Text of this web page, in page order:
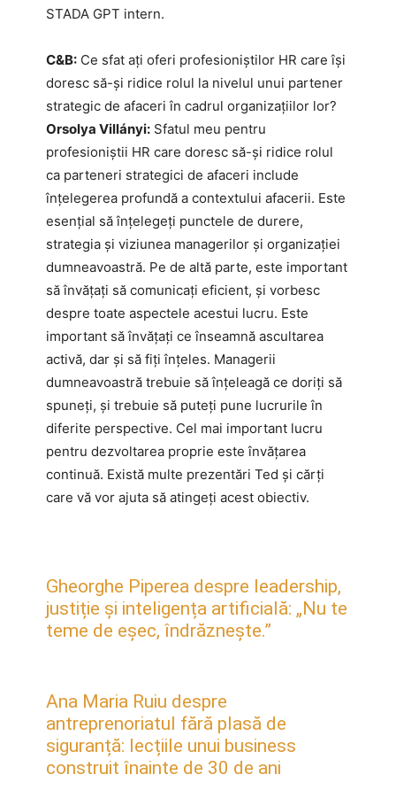
STADA GPT intern.
C&B: Ce sfat ați oferi profesioniștilor HR care își
doresc să-și ridice rolul la nivelul unui partener
strategic de afaceri în cadrul organizațiilor lor?
Orsolya Villányi: Sfatul meu pentru
profesioniștii HR care doresc să-și ridice rolul
ca parteneri strategici de afaceri include
înțelegerea profundă a contextului afacerii. Este
esențial să înțelegeți punctele de durere,
strategia și viziunea managerilor și organizației
dumneavoastră. Pe de altă parte, este important
să învățați să comunicați eficient, și vorbesc
despre toate aspectele acestui lucru. Este
important să învățați ce înseamnă ascultarea
activă, dar și să fiți înțeles. Managerii
dumneavoastră trebuie să înțeleagă ce doriți să
spuneți, și trebuie să puteți pune lucrurile în
diferite perspective. Cel mai important lucru
pentru dezvoltarea proprie este învățarea
continuă. Există multe prezentări Ted și cărți
care vă vor ajuta să atingeți acest obiectiv.
Gheorghe Piperea despre leadership,
justiție și inteligența artificială: „Nu te
teme de eșec, îndrăznește.”
Ana Maria Ruiu despre
antreprenoriatul fără plasă de
siguranță: lecțiile unui business
construit înainte de 30 de ani